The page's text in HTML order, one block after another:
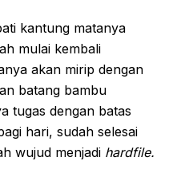
kantung matanya
mulai kembali
akan mirip dengan
batang bambu
tugas dengan batas
hari, sudah selesai
wujud menjadi hardfile.